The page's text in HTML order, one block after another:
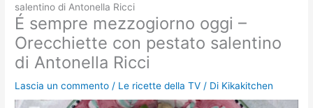
salentino di Antonella Ricci
É sempre mezzogiorno oggi –
Orecchiette con pestato salentino
di Antonella Ricci
Lascia un commento / Le ricette della TV / Di Kikakitchen